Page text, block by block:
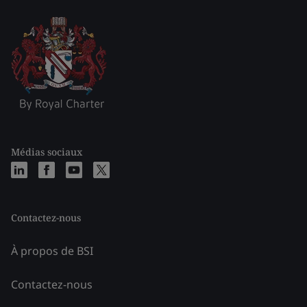
Médias sociaux
Contactez-nous
À propos de BSI
Contactez-nous